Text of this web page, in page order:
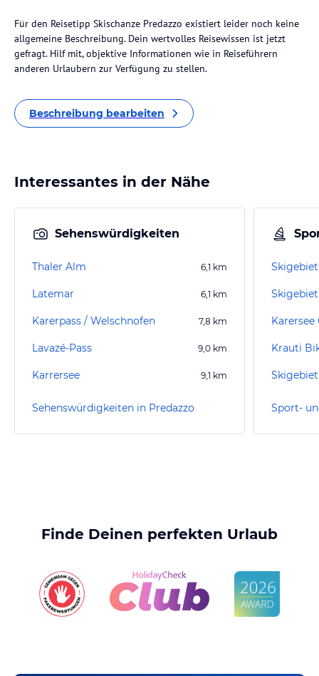
Für den Reisetipp Skischanze Predazzo existiert leider noch keine
allgemeine Beschreibung. Dein wertvolles Reisewissen ist jetzt
gefragt. Hilf mit, objektive Informationen wie in Reiseführern
anderen Urlaubern zur Verfügung zu stellen.
Beschreibung bearbeiten
Interessantes in der Nähe
Sehenswürdigkeiten
Thaler Alm 6,1 km
Latemar 6,1 km
Karerpass / Welschnofen 7,8 km
Lavazé-Pass 9,0 km
Karrersee 9,1 km
Sehenswürdigkeiten in Predazzo
Skigebiet
Karersee
Krauti
Finde Deinen perfekten Urlaub